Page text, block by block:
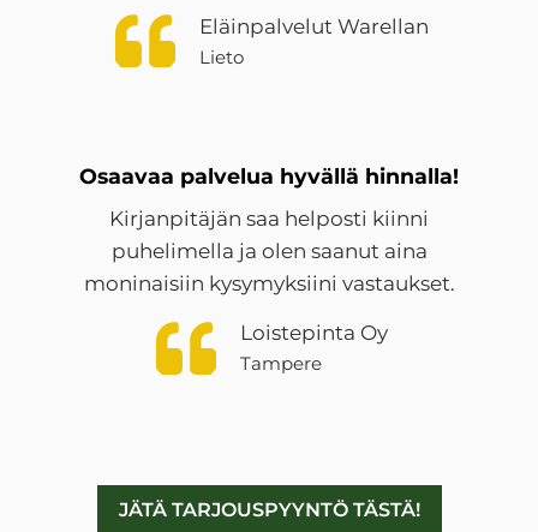
Eläinpalvelut Warellan
Lieto
Osaavaa palvelua hyvällä hinnalla!
Kirjanpitäjän saa helposti kiinni
puhelimella ja olen saanut aina
moninaisiin kysymyksiini vastaukset.
Loistepinta Oy
Tampere
JÄTÄ TARJOUSPYYNTÖ TÄSTÄ!